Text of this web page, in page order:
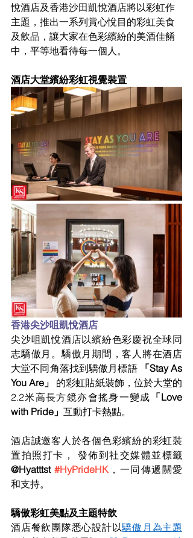
悅酒店及香港沙田凱悅酒店將以彩虹作
主題，推出一系列賞心悅目的彩虹美食
及飲品，讓大家在色彩繽紛的美酒佳餚
中，平等地看待每一個人。
酒店大堂繽紛彩虹視覺裝置
香港尖沙咀凱悅酒店
尖沙咀凱悅酒店以繽紛色彩慶祝全球同
志驕傲月。驕傲月期間，客人將在酒店
大堂不同角落找到驕傲月標語
「Stay As
You Are」
的彩虹貼紙裝飾，位於大堂的
2.2米高長方鏡亦會搖身一變成 「Love
with Pride」 互動打卡熱點。
酒店誠邀客人於各個色彩繽紛的彩虹裝
置拍照打卡， 發佈到社交媒體並標籤
@Hyatttst #HyPrideHK，一同傳遞關愛
和支持。
驕傲彩虹美點及主題特飲
酒店餐飲團隊悉心設計以驕傲月為主題